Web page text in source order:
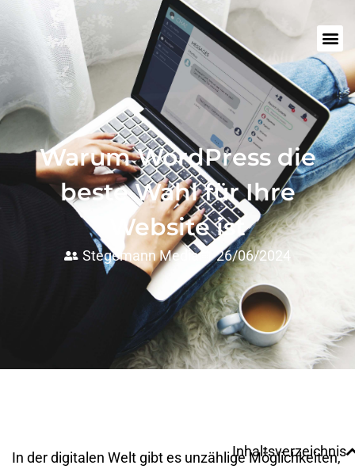
Warum WordPress die
beste Wahl für Ihre
Website ist
Stegemann Media 26/06/2024
In der digitalen Welt gibt es unzählige Möglichkeiten,
Inhaltsverzeichnis